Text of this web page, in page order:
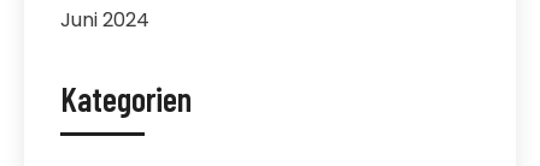
Juni 2024
Kategorien